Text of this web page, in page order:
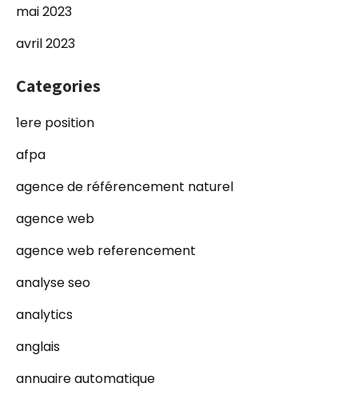
mai 2023
avril 2023
Categories
1ere position
afpa
agence de référencement naturel
agence web
agence web referencement
analyse seo
analytics
anglais
annuaire automatique